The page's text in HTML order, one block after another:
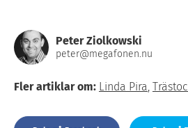
Peter Ziolkowski
peter@megafonen.nu
Fler artiklar om: Linda Pira